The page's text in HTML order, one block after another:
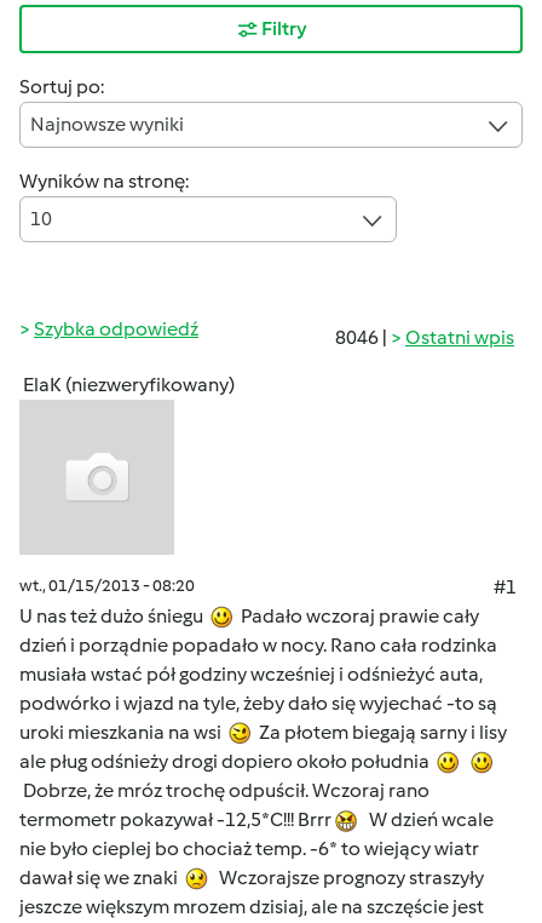
Filtry
Sortuj po:
Najnowsze wyniki
Wyników na stronę:
10
8046 | Ostatni wpis
Szybka odpowiedź
ElaK (niezweryfikowany)
wt., 01/15/2013 - 08:20
#1
U nas też dużo śniegu
Padało wczoraj prawie cały
dzień i porządnie popadało w nocy. Rano cała rodzinka
musiała wstać pół godziny wcześniej i odśnieżyć auta,
podwórko i wjazd na tyle, żeby dało się wyjechać -to są
uroki mieszkania na wsi
Za płotem biegają sarny i lisy
ale pług odśnieży drogi dopiero około południa
Dobrze, że mróz trochę odpuścił. Wczoraj rano
termometr pokazywał -12,5*C!!! Brrr
W dzień wcale
nie było cieplej bo chociaż temp. -6* to wiejący wiatr
dawał się we znaki
Wczorajsze prognozy straszyły
jeszcze większym mrozem dzisiaj, ale na szczęście jest